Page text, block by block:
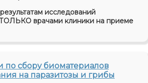
исследований
врачами клиники на приеме
сбору биоматериалов
на паразитозы и грибы